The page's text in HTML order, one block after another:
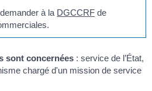
à la DGCCRF de
sont concernées : service de l’État,
chargé d'un mission de service